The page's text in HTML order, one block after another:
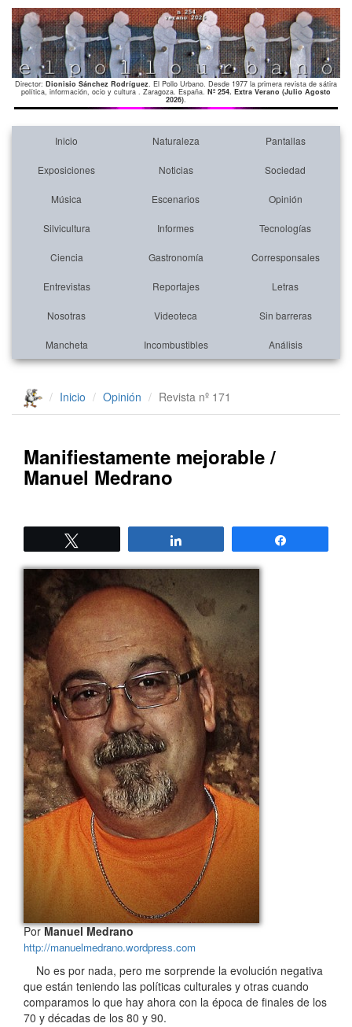
Director: Dionisio Sánchez Rodríguez. El Pollo Urbano. Desde 1977 la primera revista de sátira
política, información, ocio y cultura . Zaragoza. España. Nº 254. Extra Verano (Julio Agosto
2026).
Inicio Naturaleza Pantallas
Exposiciones Noticias Sociedad
Música Escenarios Opinión
Silvicultura Informes Tecnologías
Ciencia Gastronomía Corresponsales
Entrevistas Reportajes Letras
Nosotras Videoteca Sin barreras
Mancheta Incombustibles Análisis
Inicio Opinión Revista nº 171
Manifiestamente mejorable /
Manuel Medrano
PorManuel Medrano
http://manuelmedrano.wordpress.com
No es por nada, pero me sorprende la evolución negativa
que están teniendo las políticas culturales y otras cuando
comparamos lo que hay ahora con la época de finales de los
70 y décadas de los 80 y 90.